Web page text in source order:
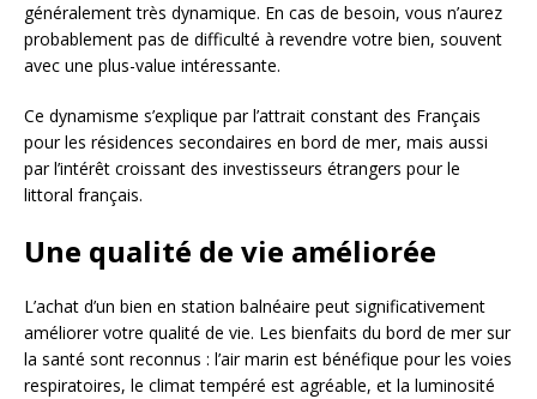
généralement très dynamique. En cas de besoin, vous n’aurez
probablement pas de difficulté à revendre votre bien, souvent
avec une plus-value intéressante.
Ce dynamisme s’explique par l’attrait constant des Français
pour les résidences secondaires en bord de mer, mais aussi
par l’intérêt croissant des investisseurs étrangers pour le
littoral français.
Une qualité de vie améliorée
L’achat d’un bien en station balnéaire peut significativement
améliorer votre qualité de vie. Les bienfaits du bord de mer sur
la santé sont reconnus : l’air marin est bénéfique pour les voies
respiratoires, le climat tempéré est agréable, et la luminosité